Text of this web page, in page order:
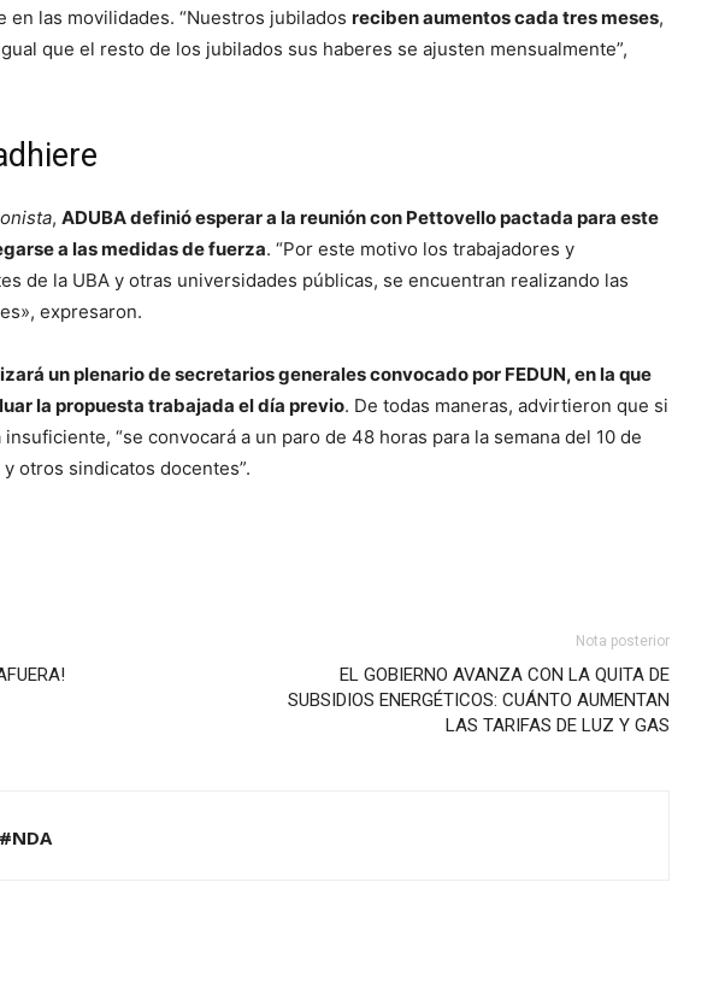
en las movilidades. “Nuestros jubilados reciben aumentos cada tres meses,
que el resto de los jubilados sus haberes se ajusten mensualmente”,
, ADUBA definió esperar a la reunión con Pettovello pactada para este
a las medidas de fuerza. “Por este motivo los trabajadores y
de la UBA y otras universidades públicas, se encuentran realizando las
expresaron.
un plenario de secretarios generales convocado por FEDUN, en la que
la propuesta trabajada el día previo. De todas maneras, advirtieron que si
“se convocará a un paro de 48 horas para la semana del 10 de
otros sindicatos docentes”.
Nota posterior
EL GOBIERNO AVANZA CON LA QUITA DE
SUBSIDIOS ENERGÉTICOS: CUÁNTO AUMENTAN
LAS TARIFAS DE LUZ Y GAS
#NDA